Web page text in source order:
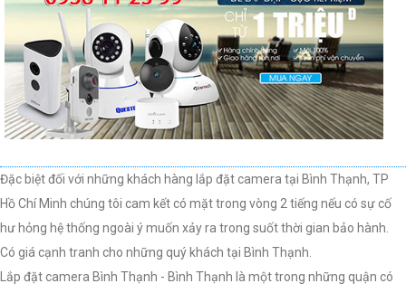
Đặc biệt đối với những khách hàng lắp đặt camera tại Bình Thạnh, TP
Hồ Chí Minh chúng tôi cam kết có mặt trong vòng 2 tiếng nếu có sự cố
hư hỏng hệ thống ngoài ý muốn xảy ra trong suốt thời gian bảo hành.
Có giá cạnh tranh cho những quý khách tại Bình Thạnh.
Lắp đặt camera Bình Thạnh - Bình Thạnh là một trong những quận có